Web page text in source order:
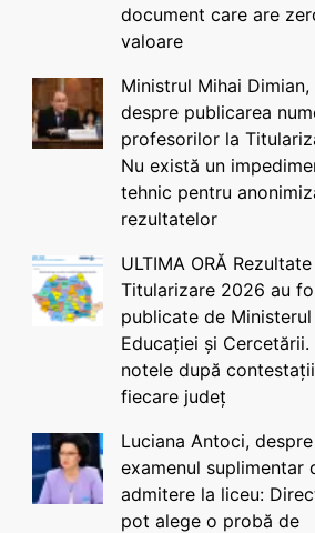
document care are
valoare
Ministrul Mihai Dimian,
despre publicarea
profesorilor la
Nu există un
tehnic pentru
rezultatelor
ULTIMA ORĂ
Titularizare 2026 au
publicate de Ministerul
Educației și Cercetării.
notele după
fiecare județ
Luciana Antoci, despre
examenul suplimentar
admitere la liceu:
pot alege o probă de